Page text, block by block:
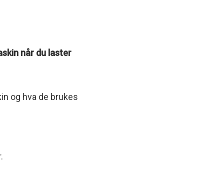
når du laster
og hva de brukes